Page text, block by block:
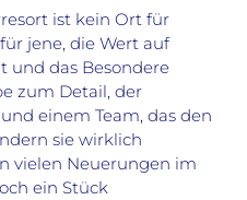
ist kein Ort für
jene, die Wert auf
und das Besondere
zum Detail, der
einem Team, das den
sie wirklich
vielen Neuerungen im
ein Stück